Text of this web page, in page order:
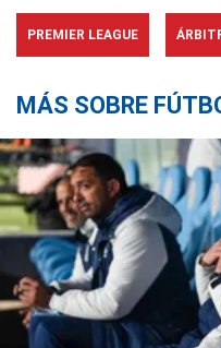
PREMIER LEAGUE
MÁS SOBRE